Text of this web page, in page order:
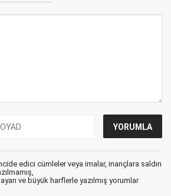
edici cümleler veya imalar, inançlara saldırı
ve büyük harflerle yazılmış yorumlar